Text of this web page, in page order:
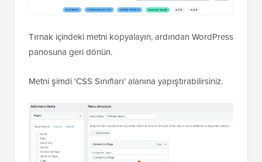
Tırnak içindeki metni kopyalayın, ardından WordPress
panosuna geri dönün.
Metni şimdi 'CSS Sınıfları' alanına yapıştırabilirsiniz.